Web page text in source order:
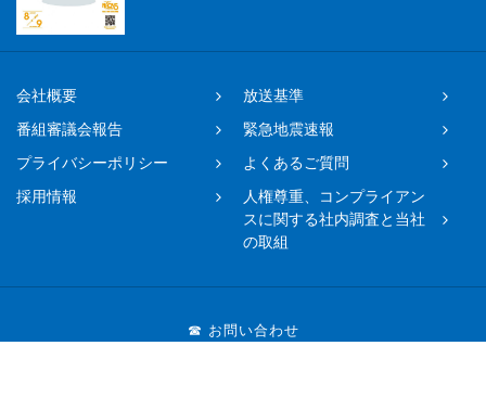
会社概要
放送基準
番組審議会報告
緊急地震速報
プライバシーポリシー
よくあるご質問
採用情報
人権尊重、コンプライアン
スに関する社内調査と当社
の取組
☎ お問い合わせ